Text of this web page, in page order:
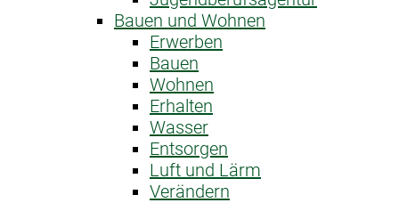
Bauen und Wohnen
Erwerben
Bauen
Wohnen
Erhalten
Wasser
Entsorgen
Luft und Lärm
Verändern